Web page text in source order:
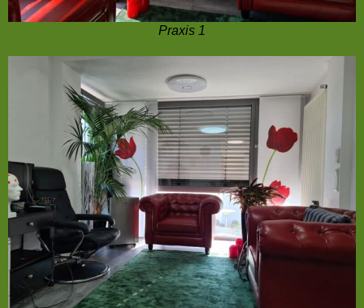
Praxis 1